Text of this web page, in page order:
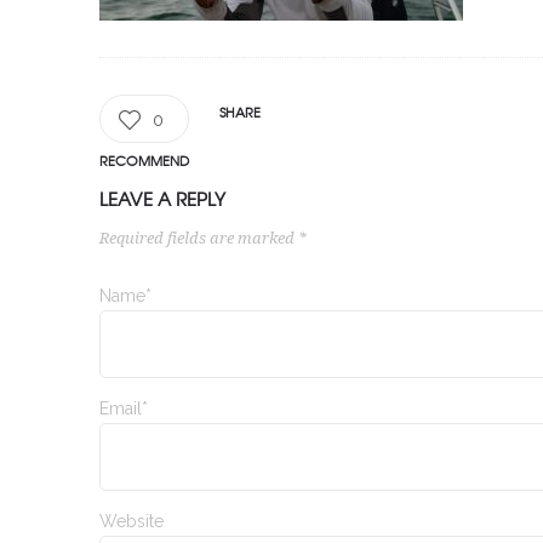
0
RECOMMEND
SHARE
LEAVE A REPLY
Required fields are marked *
Name*
Email*
Website